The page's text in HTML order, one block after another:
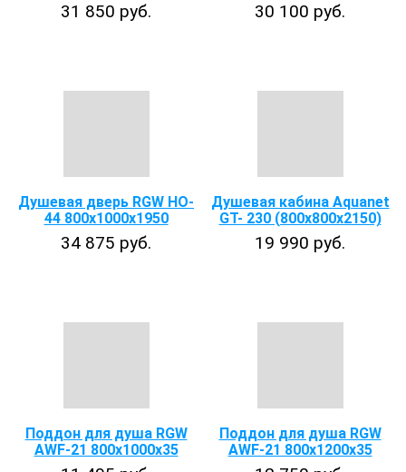
31 850 руб. 30 100 руб.
Душевая дверь RGW HO-
44 800x1000х1950
34 875 руб.
Душевая кабина Aquanet
GT- 230 (800х800x2150)
19 990 руб.
Поддон для душа RGW
AWF-21 800х1000х35
Поддон для душа RGW
AWF-21 800х1200х35